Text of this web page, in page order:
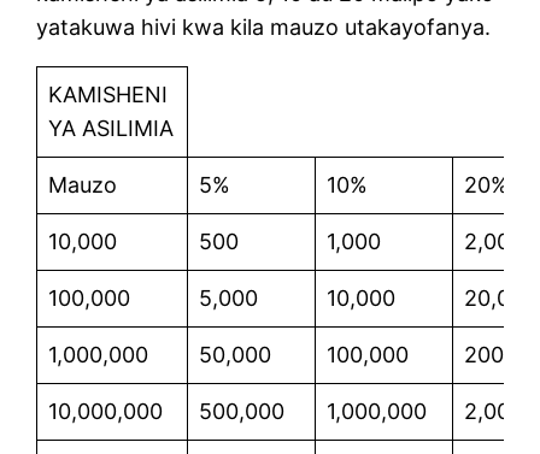
yatakuwa hivi kwa kila mauzo utakayofanya.
KAMISHENI
YA ASILIMIA
Mauzo 5% 10% 20%
10,000 500 1,000 2,000
100,000 5,000 10,000 20,000
1,000,000 50,000 100,000
10,000,000 500,000 1,000,000